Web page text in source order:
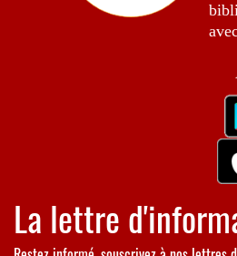
La lettre